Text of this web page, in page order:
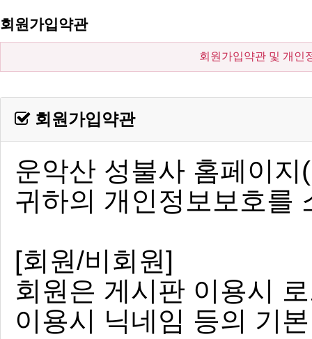
회원가입약관
회원가입약관 및 개인
회원가입약관